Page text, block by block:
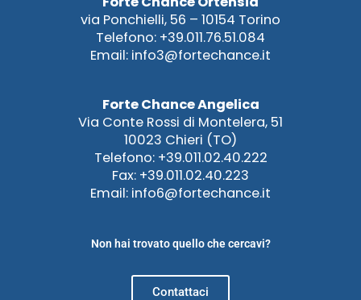
via Ponchielli, 56 – 10154 Torino
Telefono: +39.011.76.51.084
Email: info3@fortechance.it
Forte Chance Angelica
Via Conte Rossi di Montelera, 51
10023 Chieri (TO)
Telefono: +39.011.02.40.222
Fax: +39.011.02.40.223
Email: info6@fortechance.it
Non hai trovato quello che cercavi?
Contattaci